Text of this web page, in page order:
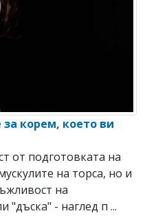
корем, което ви
от подготовката на
на торса, но и
на
"дъска" - наглед п ...